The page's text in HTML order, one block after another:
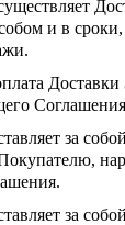
и в
Доставки
за
за